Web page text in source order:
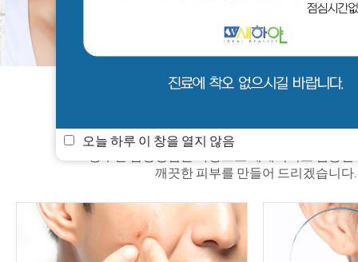
오늘 하루 이 창을 열지 않음
새하얀 소식
진료안내
깨끗한 피부를 만들어 드리겠습니다.